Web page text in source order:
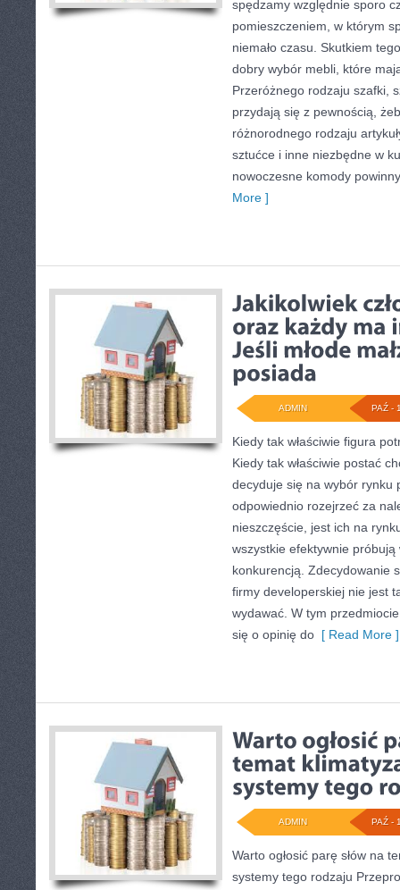
spędzamy względnie sporo
pomieszczeniem, w którym
niemało czasu. Skutkiem
dobry wybór mebli, które
Przeróżnego rodzaju szafki,
przydają się z pewnością,
różnorodnego rodzaju
sztućce i inne niezbędne w
nowoczesne komody
More ]
PAŹ -
ADMIN
Kiedy tak właściwie figura
Kiedy tak właściwie postać
decyduje się na wybór rynku
odpowiednio rozejrzeć za
nieszczęście, jest ich na
wszystkie efektywnie próbują
konkurencją. Zdecydowanie
firmy developerskiej nie jest
wydawać. W tym
się o opinię do [ Read More ]
PAŹ -
ADMIN
Warto ogłosić parę słów na
systemy tego rodzaju